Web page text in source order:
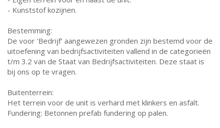
- Kunststof kozijnen.
Bestemming:
De voor 'Bedrijf' aangewezen gronden zijn bestemd voor de
uitoefening van bedrijfsactiviteiten vallend in de categorieën
t/m 3.2 van de Staat van Bedrijfsactiviteiten. Deze staat is
bij ons op te vragen.
Buitenterrein:
Het terrein voor de unit is verhard met klinkers en asfalt.
Fundering: Betonnen prefab fundering op palen.